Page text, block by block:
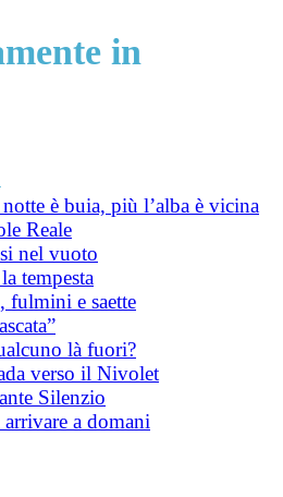
in
è buia, più l’alba è vicina
Reale
nel vuoto
tempesta
fulmini e saette
là fuori?
verso il Nivolet
Silenzio
a domani